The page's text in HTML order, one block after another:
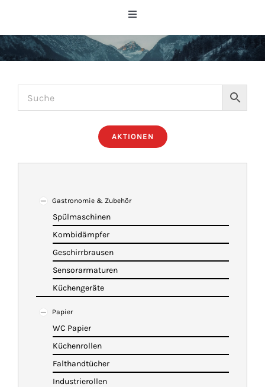
Toggle
HOME
NEWS
IMBISSANHÄNGER
KATALOG
WARENKORB
AKTIONEN
Gastronomie & Zubehör
Spülmaschinen
Kombidämpfer
Geschirrbrausen
Sensorarmaturen
Küchengeräte
Papier
WC Papier
Küchenrollen
Falthandtücher
Industrierollen